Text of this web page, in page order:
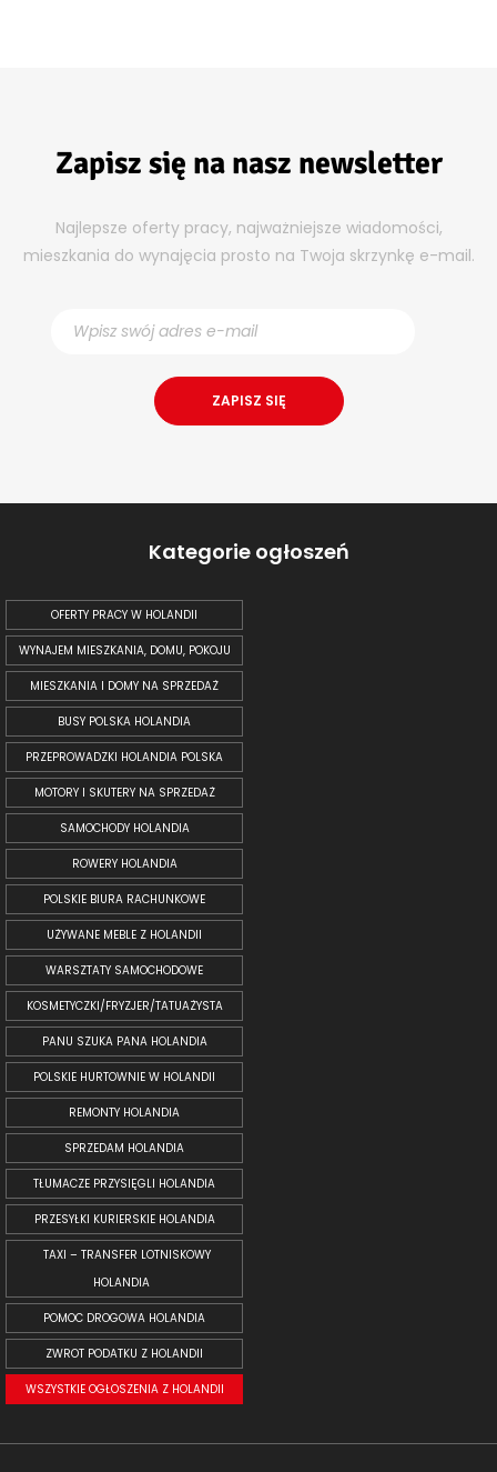
Zapisz się na nasz newsletter
Najlepsze oferty pracy, najważniejsze wiadomości,
mieszkania do wynajęcia prosto na Twoja skrzynkę e-mail.
Kategorie ogłoszeń
OFERTY PRACY W HOLANDII
WYNAJEM MIESZKANIA, DOMU, POKOJU
MIESZKANIA I DOMY NA SPRZEDAŻ
BUSY POLSKA HOLANDIA
PRZEPROWADZKI HOLANDIA POLSKA
MOTORY I SKUTERY NA SPRZEDAŻ
SAMOCHODY HOLANDIA
ROWERY HOLANDIA
POLSKIE BIURA RACHUNKOWE
UŻYWANE MEBLE Z HOLANDII
WARSZTATY SAMOCHODOWE
KOSMETYCZKI/FRYZJER/TATUAŻYSTA
PANU SZUKA PANA HOLANDIA
POLSKIE HURTOWNIE W HOLANDII
REMONTY HOLANDIA
SPRZEDAM HOLANDIA
TŁUMACZE PRZYSIĘGLI HOLANDIA
PRZESYŁKI KURIERSKIE HOLANDIA
TAXI – TRANSFER LOTNISKOWY
HOLANDIA
POMOC DROGOWA HOLANDIA
ZWROT PODATKU Z HOLANDII
WSZYSTKIE OGŁOSZENIA Z HOLANDII